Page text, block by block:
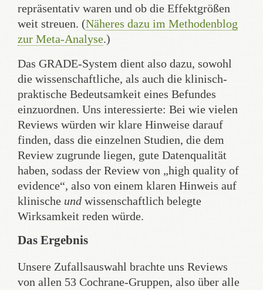
repräsentativ waren und ob die Effektgrößen
weit streuen. (Näheres dazu im Methodenblog
zur Meta-Analyse.)
Das GRADE-System dient also dazu, sowohl
die wissenschaftliche, als auch die klinisch-
praktische Bedeutsamkeit eines Befundes
einzuordnen. Uns interessierte: Bei wie vielen
Reviews würden wir klare Hinweise darauf
finden, dass die einzelnen Studien, die dem
Review zugrunde liegen, gute Datenqualität
haben, sodass der Review von „high quality of
evidence“, also von einem klaren Hinweis auf
klinische und wissenschaftlich belegte
Wirksamkeit reden würde.
Das Ergebnis
Unsere Zufallsauswahl brachte uns Reviews
von allen 53 Cochrane-Gruppen, also über alle